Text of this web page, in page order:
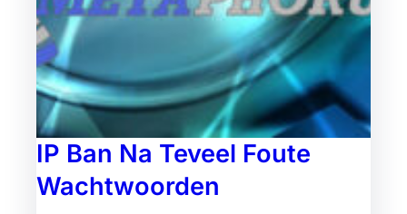
IP Ban Na Teveel Foute
Wachtwoorden